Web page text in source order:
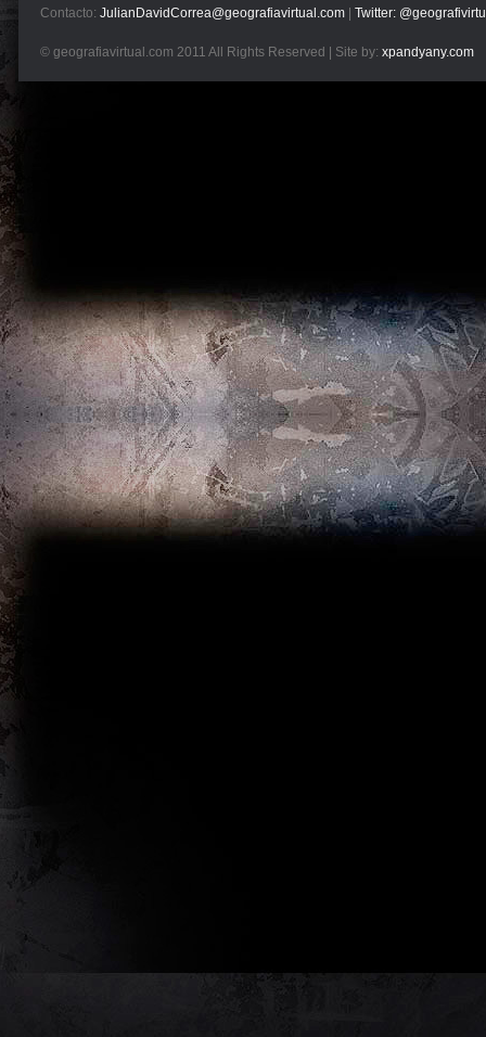
Contacto: JulianDavidCorrea@geografiavirtual.com Twitter:
© geografiavirtual.com 2011 All Rights Reserved | Site by: xpandyany.com